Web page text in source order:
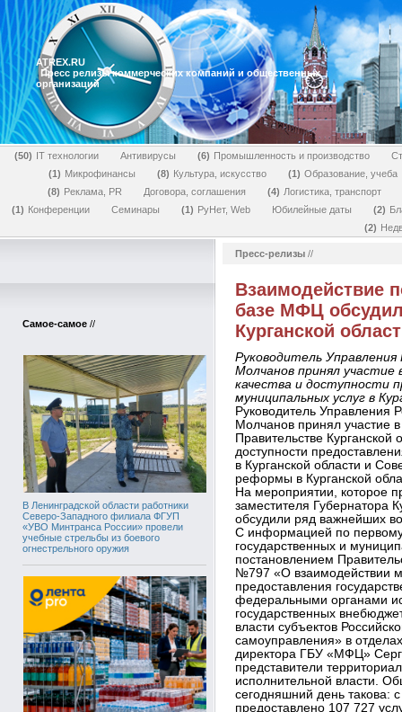
ATREX.RU
Пресс релизы коммерческих компаний и общественных
организаций
50 IT технологии Антивирусы 6 Промышленность и производство
1
Микрофинансы 8 Культура, искусство 1
Образование, учеба
8
Реклама, PR Договора, соглашения 4
Логистика, транспорт
1
Конференции Семинары 1 РуНет, Web Юбилейные даты 2
2
Самое-самое //
В Ленинградской области работники
Северо-Западного филиала ФГУП
«УВО Минтранса России» провели
учебные стрельбы из боевого
огнестрельного оружия
Пресс-релизы //
Взаимодействие
базе МФЦ
Курганской
Руководитель
Молчанов принял участие
качества и доступности
муниципальных услуг в
Руководитель Управления
Молчанов принял участие
Правительстве
доступности
в Курганской области и
реформы в Курганской
На мероприятии, которое
заместителя Губернатора
обсудили ряд важнейших
С информацией по первому
государственных и
постановлением
№797 «О взаимодействии
предоставления
федеральными органами
государственных
власти субъектов
самоуправления» в
директора ГБУ «МФЦ»
представители
исполнительной власти.
сегодняшний день такова:
предоставлено 107 727